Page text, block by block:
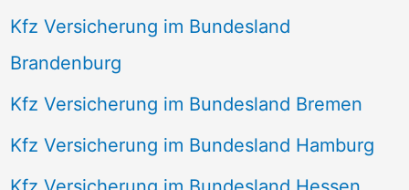
Kfz Versicherung im Bundesland
Brandenburg
Kfz Versicherung im Bundesland Bremen
Kfz Versicherung im Bundesland Hamburg